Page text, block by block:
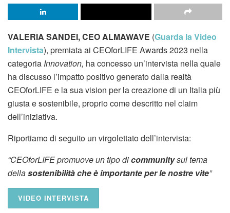
VALERIA SANDEI, CEO ALMAWAVE (Guarda la Video
Intervista), premiata ai CEOforLIFE Awards 2023 nella
categoria Innovation, ha concesso un’intervista nella quale
ha discusso l’impatto positivo generato dalla realtà
CEOforLIFE e la sua vision per la creazione di un Italia più
giusta e sostenibile, proprio come descritto nel claim
dell’iniziativa.
Riportiamo di seguito un virgolettato dell’intervista:
“CEOforLIFE promuove un tipo dicommunitysul tema
dellasostenibilità che è importante per le nostre vite”
VIDEO INTERVISTA